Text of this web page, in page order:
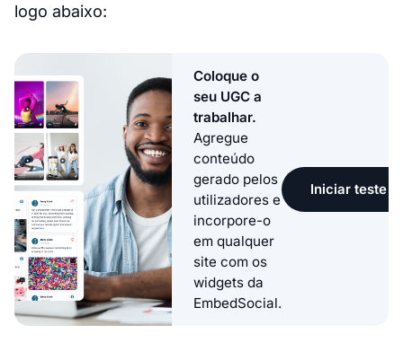
logo abaixo:
Coloque o
seu UGC a
trabalhar.
Agregue
conteúdo
gerado pelos
utilizadores e
incorpore-o
em qualquer
site com os
widgets da
EmbedSocial.
Iniciar teste